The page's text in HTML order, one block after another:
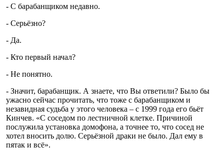
- С барабанщиком недавно.
- Серьёзно?
- Да.
- Кто первый начал?
- Не понятно.
- Значит, барабанщик. А знаете, что Вы ответили? Было бы
ужасно сейчас прочитать, что тоже с барабанщиком и
незавидная судьба у этого человека – с 1999 года его бьёт
Кинчев. «С соседом по лестничной клетке. Причиной
послужила установка домофона, а точнее то, что сосед не
хотел вносить долю. Серьёзной драки не было. Дал ему в
пятак и всё».